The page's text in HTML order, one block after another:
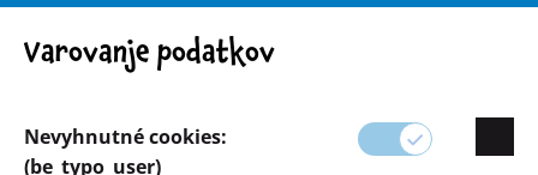
Varovanje podatkov
Nevyhnutné cookies:
(be_typo_user)